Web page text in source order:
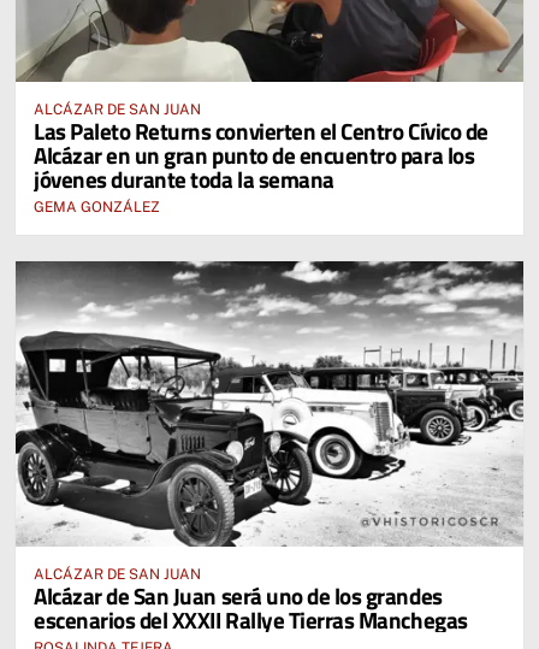
ALCÁZAR DE SAN JUAN
Las Paleto Returns convierten el Centro Cívico de
Alcázar en un gran punto de encuentro para los
jóvenes durante toda la semana
GEMA GONZÁLEZ
ALCÁZAR DE SAN JUAN
Alcázar de San Juan será uno de los grandes
escenarios del XXXII Rallye Tierras Manchegas